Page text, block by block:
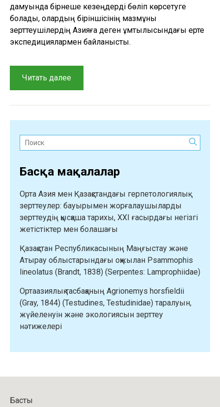
дамуында бірнеше кезеңдерді бөліп көрсетуге
болады, олардың біріншісінің мазмұны
зерттеушілердің Азияға деген ұмтылысындағы ерте
экспедициялармен байланысты.
Читать далее
Азия
зерттеулер:
зерттеудің
тарихы,
XXI
ғасырдағы
негізгі
мен
болашағы”
Поиск:
Басқа мақалалар
Орта Азия мен Қазақстандағы герпетологиялық
зерттеулер: бауырымен жорғалаушыларды
зерттеудің қысқаша тарихы, XXI ғасырдағы негізгі
жетістіктер мен болашағы
Қазақстан Республикасының Маңғыстау және
Атырау облыстарындағы оқжылан Psammophis
lineolatus (Brandt, 1838) (Serpentes: Lamprophiidae)
Ортаазиялық тасбақаның Agrionemys horsfieldii
(Gray, 1844) (Testudines, Testudinidae) таралуын,
жүйеленуін және экологиясын зерттеу
нәтижелері
Басты